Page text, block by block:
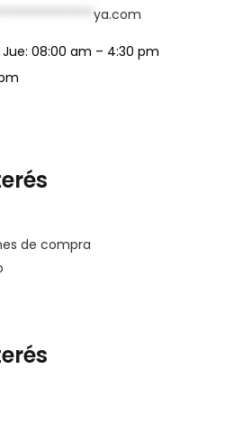
ya.com
Jue: 08:00 am – 4:30 pm
de compra